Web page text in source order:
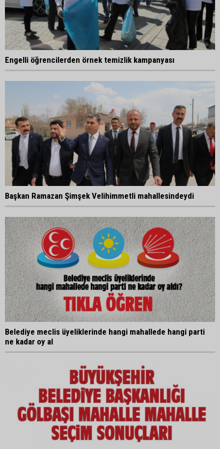
Engelli öğrencilerden örnek temizlik kampanyası
Başkan Ramazan Şimşek Velihimmetli mahallesindeydi
Belediye meclis üyeliklerinde hangi mahallede hangi parti
ne kadar oy al